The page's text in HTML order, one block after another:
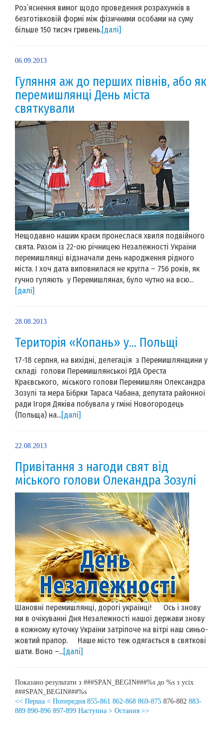
Роз’яснення вимог щодо проведення розрахунків в
безготівковій формі між фізичними особами на суму
більше 150 тисяч гривень.[далі]
06.09.2013
Гуляння аж до перших півнів, або як
перемишлянці День міста
святкували
Нещодавно нашим краєм пронеслася хвиля подвійного
свята. Разом із 22-ою річницею Незалежності України
перемишлянці відзначали день народження рідного
міста. І хоч дата виповнилася не кругла – 756 років, як
гучно гуляють у Перемишлянах, було чутно на всю...
[далі]
28.08.2013
Територія «Копань» у… Польщі
17-18 серпня, на вихідні, делегація з Перемишлянщини у
складі голови Перемишлянської РДА Ореста
Краєвського, міського голови Перемишлян Олександра
Зозулі та мера Бібрки Тараса Чабана, депутата районної
ради Ігоря Дяківа побувала у гміні Новогородець
(Польща) на...[далі]
22.08.2013
Привітання з нагоди свят від
міського голови Олекандра Зозулі
Шановні перемишлянці, дорогі українці! Ось і знову
ми в очікуванні Дня Незалежності нашої держави знову
в кожному куточку України затріпоче на вітрі наш синьо-
жовтий прапор. Наше місто теж одягається в святкові
шати. Воно –...[далі]
Показано результати з ###SPAN_BEGIN###%s до %s з усіх
###SPAN_BEGIN###%s
<< Перша < Попередня 855-861 862-868 869-875 876-882 883-
889 890-896 897-899 Наступна > Остання >>